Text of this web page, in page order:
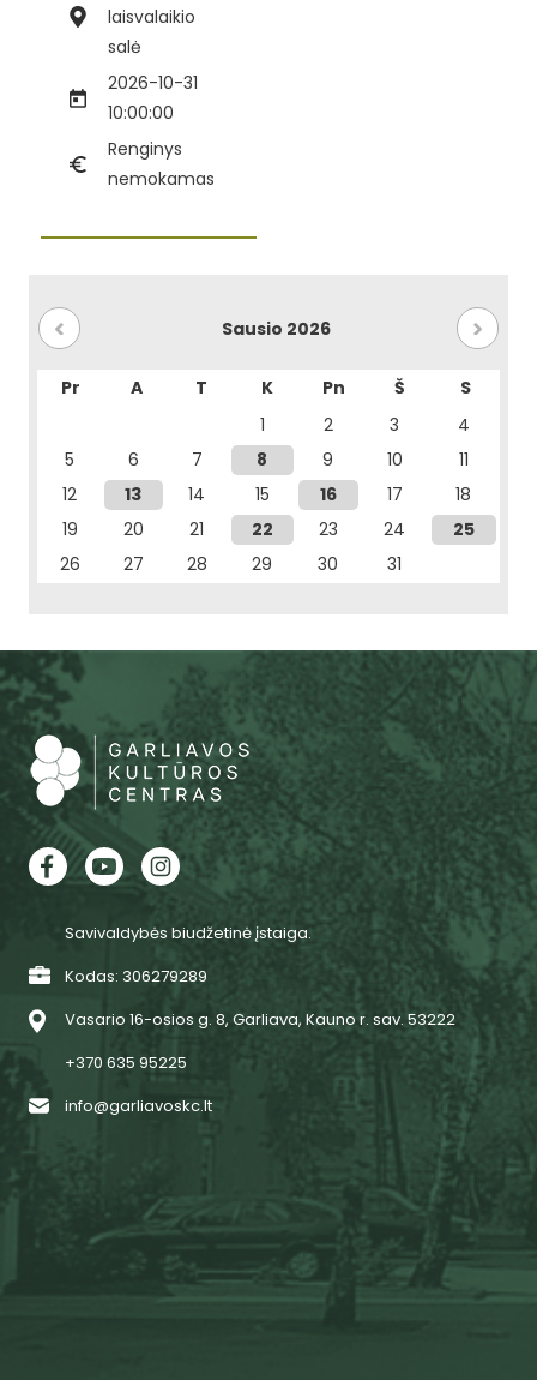
laisvalaikio
salė
2026-10-31
10:00:00
Renginys
nemokamas
Sausio 2026
Pr A T K Pn Š
S
1
2 3
4
5
6 7 8 9 10
11
12
13 14 15 16 17
18
19
20 21 22 23 24
25
26
27 28 29 30 31
Savivaldybės biudžetinė įstaiga.
Kodas: 306279289
Vasario 16-osios g. 8, Garliava, Kauno r. sav. 53222
+370 635 95225
info@garliavoskc.lt